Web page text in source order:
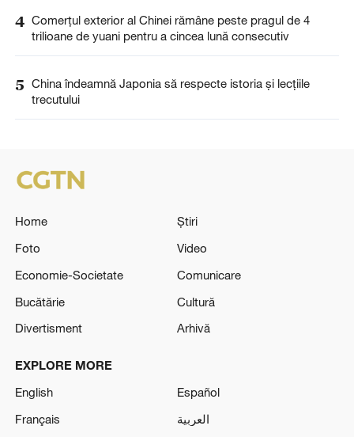
4 Comerțul exterior al Chinei rămâne peste pragul de 4
trilioane de yuani pentru a cincea lună consecutiv
5 China îndeamnă Japonia să respecte istoria și lecțiile
trecutului
Home
Știri
Foto
Video
Economie-Societate
Comunicare
Bucătărie
Cultură
Divertisment
Arhivă
EXPLORE MORE
English
Español
Français
العربية